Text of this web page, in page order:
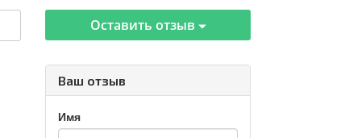
Оставить отзыв
Ваш отзыв
Имя